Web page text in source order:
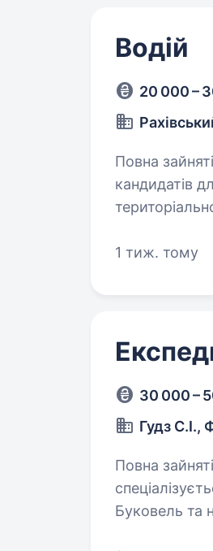
Водій
20 000 –
Повна зайнятість. «Рекрутинговий центр міста Рахів»
кандидатів
1 тиж. тому
30 000 –
Гудз С.І.,
Повна зайнятість. Привіт! Ми — Гудз С.І.,
Буковель та